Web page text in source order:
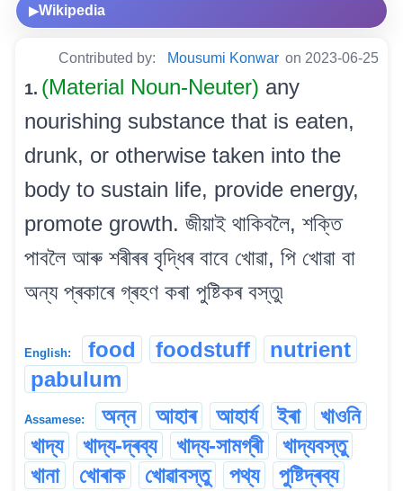
▶Wikipedia
Contributed by: Mousumi Konwar on 2023-06-25
1. (Material Noun-Neuter) any
nourishing substance that is eaten,
drunk, or otherwise taken into the
body to sustain life, provide energy,
promote growth. জীয়াই থাকিবলৈ, শক্তি
পাবলৈ আৰু শৰীৰৰ বৃদ্ধিৰ বাবে খোৱা, পি খোৱা বা
অন্য প্ৰকাৰে গ্ৰহণ কৰা পুষ্টিকৰ বস্তু৷
English: food foodstuff
nutrient
pabulum
Assamese: অন্ন আহাৰ আহাৰ্য ইৰা
খাওনি
খাদ্য
খাদ্য-দ্ৰব্য খাদ্য-সামগ্ৰী
খাদ্যবস্তু
খানা
খোৰাক খোৱাবস্তু পথ্য
পুষ্টিদ্ৰব্য